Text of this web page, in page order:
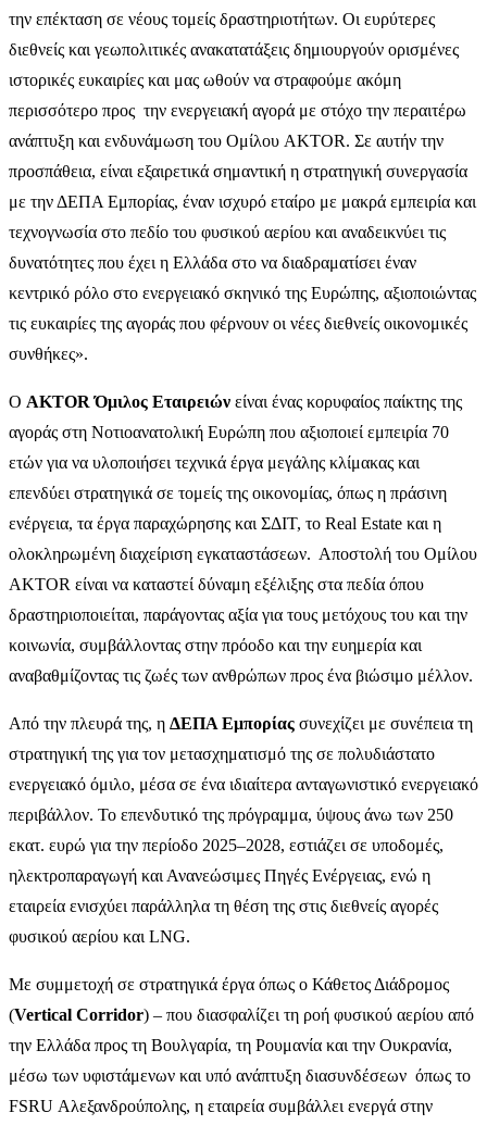
την επέκταση σε νέους τομείς δραστηριοτήτων. Οι ευρύτερες
διεθνείς και γεωπολιτικές ανακατατάξεις δημιουργούν ορισμένες
ιστορικές ευκαιρίες και μας ωθούν να στραφούμε ακόμη
περισσότερο προς την ενεργειακή αγορά με στόχο την περαιτέρω
ανάπτυξη και ενδυνάμωση του Ομίλου AKTOR. Σε αυτήν την
προσπάθεια, είναι εξαιρετικά σημαντική η στρατηγική συνεργασία
με την ΔΕΠΑ Εμπορίας, έναν ισχυρό εταίρο με μακρά εμπειρία και
τεχνογνωσία στο πεδίο του φυσικού αερίου και αναδεικνύει τις
δυνατότητες που έχει η Ελλάδα στο να διαδραματίσει έναν
κεντρικό ρόλο στο ενεργειακό σκηνικό της Ευρώπης, αξιοποιώντας
τις ευκαιρίες της αγοράς που φέρνουν οι νέες διεθνείς οικονομικές
συνθήκες».
Ο AKTOR Όμιλος Εταιρειών είναι ένας κορυφαίος παίκτης της
αγοράς στη Νοτιοανατολική Ευρώπη που αξιοποιεί εμπειρία 70
ετών για να υλοποιήσει τεχνικά έργα μεγάλης κλίμακας και
επενδύει στρατηγικά σε τομείς της οικονομίας, όπως η πράσινη
ενέργεια, τα έργα παραχώρησης και ΣΔΙΤ, το Real Estate και η
ολοκληρωμένη διαχείριση εγκαταστάσεων. Αποστολή του Ομίλου
AKTOR είναι να καταστεί δύναμη εξέλιξης στα πεδία όπου
δραστηριοποιείται, παράγοντας αξία για τους μετόχους του και την
κοινωνία, συμβάλλοντας στην πρόοδο και την ευημερία και
αναβαθμίζοντας τις ζωές των ανθρώπων προς ένα βιώσιμο μέλλον.
Από την πλευρά της, η ΔΕΠΑ Εμπορίας συνεχίζει με συνέπεια τη
στρατηγική της για τον μετασχηματισμό της σε πολυδιάστατο
ενεργειακό όμιλο, μέσα σε ένα ιδιαίτερα ανταγωνιστικό ενεργειακό
περιβάλλον. Το επενδυτικό της πρόγραμμα, ύψους άνω των 250
εκατ. ευρώ για την περίοδο 2025–2028, εστιάζει σε υποδομές,
ηλεκτροπαραγωγή και Ανανεώσιμες Πηγές Ενέργειας, ενώ η
εταιρεία ενισχύει παράλληλα τη θέση της στις διεθνείς αγορές
φυσικού αερίου και LNG.
Με συμμετοχή σε στρατηγικά έργα όπως ο Κάθετος Διάδρομος
(Vertical Corridor) – που διασφαλίζει τη ροή φυσικού αερίου από
την Ελλάδα προς τη Βουλγαρία, τη Ρουμανία και την Ουκρανία,
μέσω των υφιστάμενων και υπό ανάπτυξη διασυνδέσεων όπως το
FSRU Αλεξανδρούπολης, η εταιρεία συμβάλλει ενεργά στην